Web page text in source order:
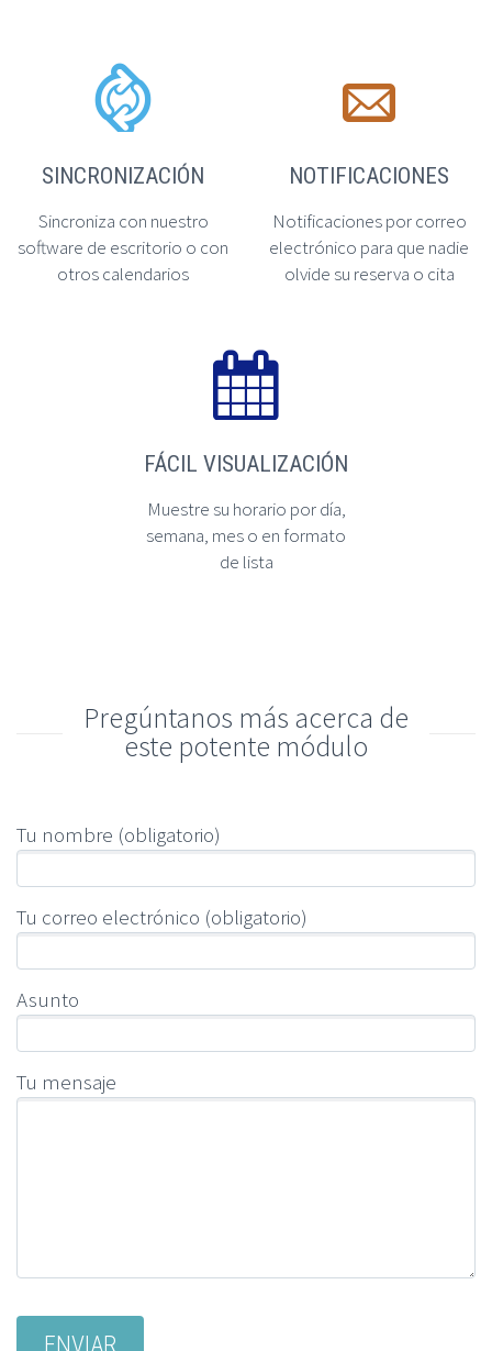


SINCRONIZACIÓN
Sincroniza con nuestro
software de escritorio o con
otros calendarios


NOTIFICACIONES
Notificaciones por correo
electrónico para que nadie
olvide su reserva o cita


FÁCIL VISUALIZACIÓN
Muestre su horario por día,
semana, mes o en formato
de lista
Pregúntanos más acerca de
este potente módulo
Tu nombre (obligatorio)
Tu correo electrónico (obligatorio)
Asunto
Tu mensaje